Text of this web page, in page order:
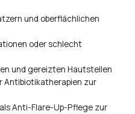
und oberflächlichen
oder schlecht
und gereizten Hautstellen
Antibiotikatherapien zur
Anti-Flare-Up-Pflege zur